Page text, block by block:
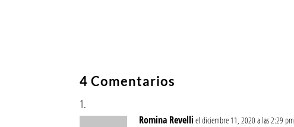
4 Comentarios
Romina Revelli el diciembre 11, 2020 a las 2:29 pm